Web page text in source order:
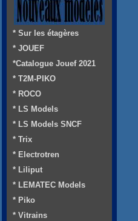
* Sur les étagères
* JOUEF
*Catalogue Jouef 2021
* T2M-PIKO
* ROCO
* LS Models
* LS Models SNCF
* Trix
* Electrotren
* Liliput
* LEMATEC Models
* Piko
* Vitrains